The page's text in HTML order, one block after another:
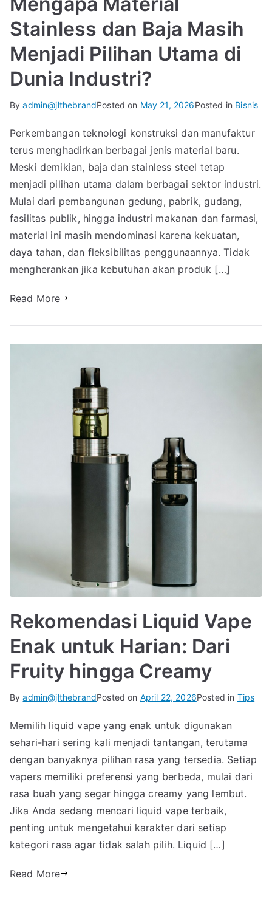
Stainless dan Baja Masih
Menjadi Pilihan Utama di
Dunia Industri?
Byadmin@jlthebrandPosted on May 21, 2026Posted in Bisnis
Perkembangan teknologi konstruksi dan manufaktur
terus menghadirkan berbagai jenis material baru.
Meski demikian, baja dan stainless steel tetap
menjadi pilihan utama dalam berbagai sektor industri.
Mulai dari pembangunan gedung, pabrik, gudang,
fasilitas publik, hingga industri makanan dan farmasi,
material ini masih mendominasi karena kekuatan,
daya tahan, dan fleksibilitas penggunaannya. Tidak
mengherankan jika kebutuhan akan produk […]
Read More
Rekomendasi Liquid Vape
Enak untuk Harian: Dari
Fruity hingga Creamy
Byadmin@jlthebrandPosted on April 22, 2026Posted in Tips
Memilih liquid vape yang enak untuk digunakan
sehari-hari sering kali menjadi tantangan, terutama
dengan banyaknya pilihan rasa yang tersedia. Setiap
vapers memiliki preferensi yang berbeda, mulai dari
rasa buah yang segar hingga creamy yang lembut.
Jika Anda sedang mencari liquid vape terbaik,
penting untuk mengetahui karakter dari setiap
kategori rasa agar tidak salah pilih. Liquid […]
Read More